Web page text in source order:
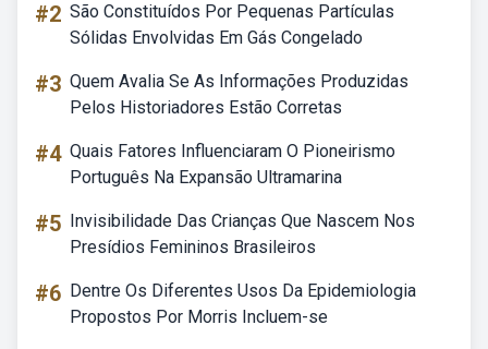
#2 São Constituídos Por Pequenas Partículas
Sólidas Envolvidas Em Gás Congelado
#3 Quem Avalia Se As Informações Produzidas
Pelos Historiadores Estão Corretas
#4 Quais Fatores Influenciaram O Pioneirismo
Português Na Expansão Ultramarina
#5 Invisibilidade Das Crianças Que Nascem Nos
Presídios Femininos Brasileiros
#6 Dentre Os Diferentes Usos Da Epidemiologia
Propostos Por Morris Incluem-se